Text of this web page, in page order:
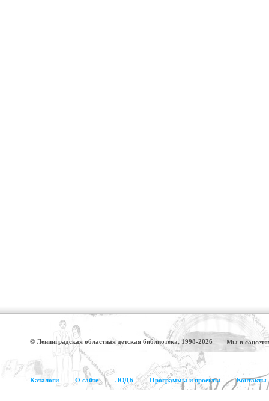
© Ленинградская областная детская библиотека, 1998-2026 Мы в
Каталоги О сайте ЛОДБ Программы и проекты Контакты